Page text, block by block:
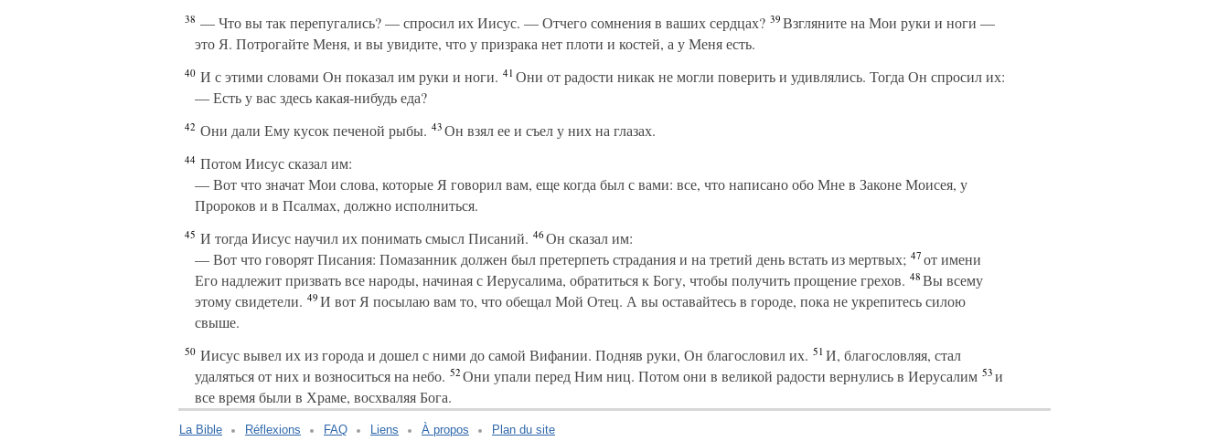
38 — Что вы так перепугались? — спросил их Иисус. — Отчего сомнения в ваших сердцах? 39Взгляните на Мои руки и ноги —
это Я. Потрогайте Меня, и вы увидите, что у призрака нет плоти и костей, а у Меня есть.
40 И с этими словами Он показал им руки и ноги. 41Они от радости никак не могли поверить и удивлялись. Тогда Он спросил их:
— Есть у вас здесь какая-нибудь еда?
42 Они дали Ему кусок печеной рыбы. 43Он взял ее и съел у них на глазах.
44 Потом Иисус сказал им:
— Вот что значат Мои слова, которые Я говорил вам, еще когда был с вами: все, что написано обо Мне в Законе Моисея, у
Пророков и в Псалмах, должно исполниться.
45 И тогда Иисус научил их понимать смысл Писаний. 46Он сказал им:
— Вот что говорят Писания: Помазанник должен был претерпеть страдания и на третий день встать из мертвых; 47от имени
Его надлежит призвать все народы, начиная с Иерусалима, обратиться к Богу, чтобы получить прощение грехов. 48Вы всему
этому свидетели. 49И вот Я посылаю вам то, что обещал Мой Отец. А вы оставайтесь в городе, пока не укрепитесь силою
свыше.
50 Иисус вывел их из города и дошел с ними до самой Вифании. Подняв руки, Он благословил их. 51И, благословляя, стал
удаляться от них и возноситься на небо. 52Они упали перед Ним ниц. Потом они в великой радости вернулись в Иерусалим 53и
все время были в Храме, восхваляя Бога.
La Bible Réflexions FAQ Liens À propos Plan du site